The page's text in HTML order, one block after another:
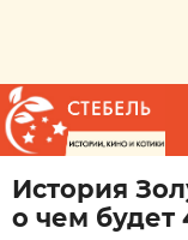
История
о чем будет